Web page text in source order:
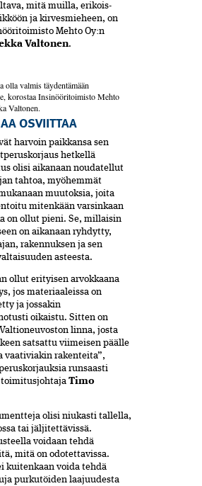
mitä muilla, erikois­
ja kirvesmieheen, on
Mehto Oy:n
Valtonen.
olla valmis täydentämään
korostaa Insinööritoimisto Mehto
Valtonen.
OSVIITTAA
harvoin paikkansa sen
hetkellä
olisi aikanaan noudatellut
tahtoa, myöhemmät
muutoksia, joita
mitenkään varsinkaan
on ollut pieni. Se, millaisin
on aikanaan ryhdytty,
rakennuksen ja sen
asteesta.
ollut erityisen arvokkaana
jos materiaaleissa on
ja jossakin
oikaistu. Sitten on
linna, josta
satsattu viimeisen päälle
vaativiakin rakenteita”,
runsaasti
toimitusjohtaja Timo
olisi niukasti tallella,
tai jäljitettävissä.
voidaan tehdä
mitä on odotettavissa.
kuitenkaan voida tehdä
purkutöiden laajuudesta